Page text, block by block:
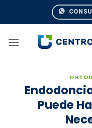
Puede